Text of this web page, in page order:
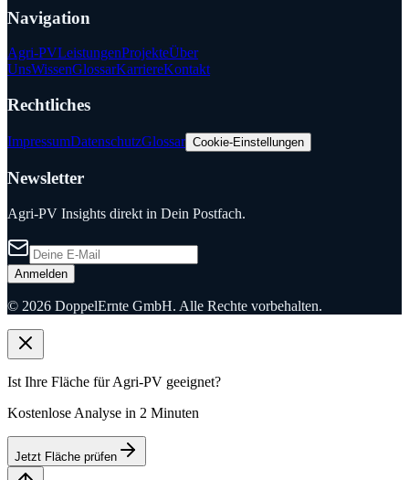
Navigation
Agri-PVLeistungenProjekteÜber
UnsWissenGlossarKarriereKontakt
Rechtliches
ImpressumDatenschutzGlossar Cookie-Einstellungen
Newsletter
Agri-PV Insights direkt in Dein Postfach.
Anmelden
© 2026 DoppelErnte GmbH. Alle Rechte vorbehalten.
Ist Ihre Fläche für Agri-PV geeignet?
Kostenlose Analyse in 2 Minuten
Jetzt Fläche prüfen